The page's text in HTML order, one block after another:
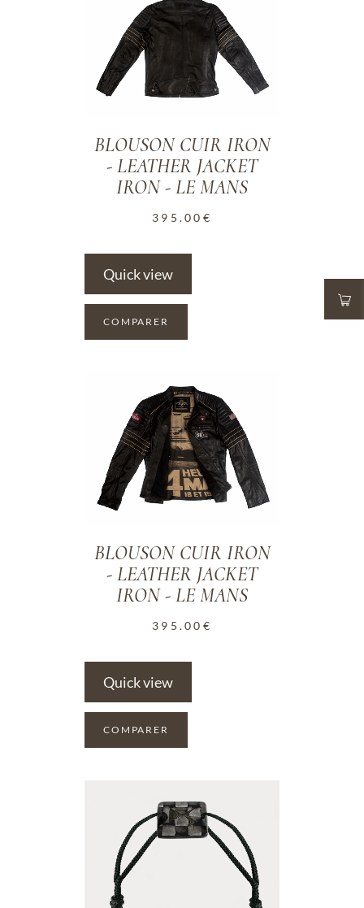
BLOUSON CUIR IRON
- LEATHER JACKET
IRON - LE MANS
395.00 €
Quick view
COMPARER
BLOUSON CUIR IRON
- LEATHER JACKET
IRON - LE MANS
395.00 €
Quick view
COMPARER